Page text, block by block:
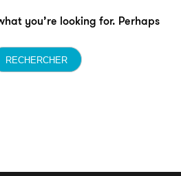
you’re looking for. Perhaps